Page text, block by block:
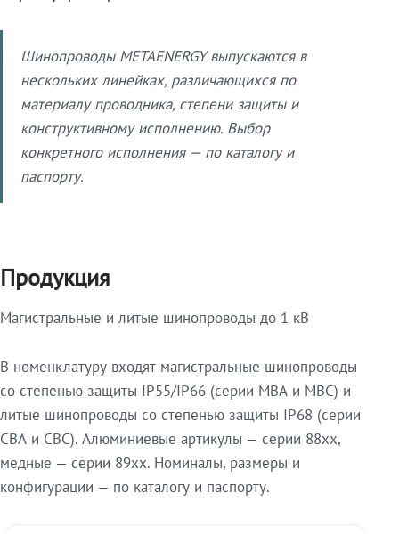
Шинопроводы METAENERGY выпускаются в
нескольких линейках, различающихся по
материалу проводника, степени защиты и
конструктивному исполнению. Выбор
конкретного исполнения — по каталогу и
паспорту.
Продукция
Магистральные и литые шинопроводы до 1 кВ
В номенклатуру входят магистральные шинопроводы
со степенью защиты IP55/IP66 (серии МВА и МВС) и
литые шинопроводы со степенью защиты IP68 (серии
СВА и СВС). Алюминиевые артикулы — серии 88xx,
медные — серии 89xx. Номиналы, размеры и
конфигурации — по каталогу и паспорту.